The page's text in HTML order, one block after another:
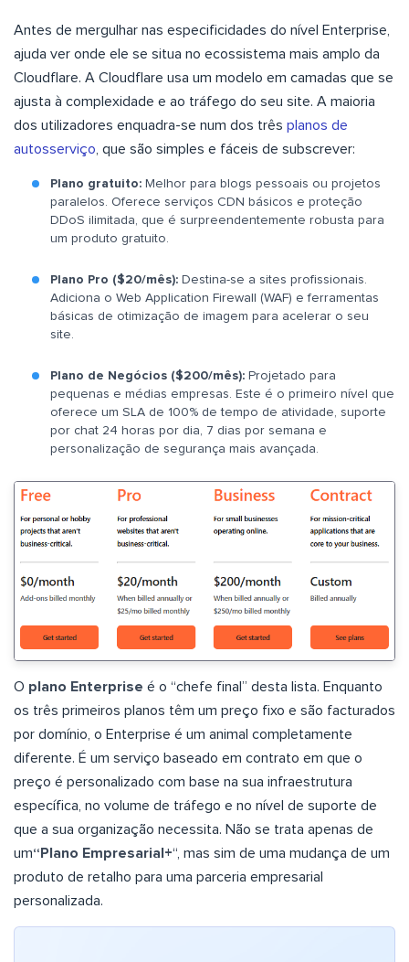
Antes de mergulhar nas especificidades do nível Enterprise,
ajuda ver onde ele se situa no ecossistema mais amplo da
Cloudflare. A Cloudflare usa um modelo em camadas que se
ajusta à complexidade e ao tráfego do seu site. A maioria
dos utilizadores enquadra-se num dos três planos de
autosserviço, que são simples e fáceis de subscrever:
Plano gratuito: Melhor para blogs pessoais ou projetos
paralelos. Oferece serviços CDN básicos e proteção
DDoS ilimitada, que é surpreendentemente robusta para
um produto gratuito.
Plano Pro ($20/mês): Destina-se a sites profissionais.
Adiciona o Web Application Firewall (WAF) e ferramentas
básicas de otimização de imagem para acelerar o seu
site.
Plano de Negócios ($200/mês): Projetado para
pequenas e médias empresas. Este é o primeiro nível que
oferece um SLA de 100% de tempo de atividade, suporte
por chat 24 horas por dia, 7 dias por semana e
personalização de segurança mais avançada.
O plano Enterprise é o “chefe final” desta lista. Enquanto
os três primeiros planos têm um preço fixo e são facturados
por domínio, o Enterprise é um animal completamente
diferente. É um serviço baseado em contrato em que o
preço é personalizado com base na sua infraestrutura
específica, no volume de tráfego e no nível de suporte de
que a sua organização necessita. Não se trata apenas de
um“Plano Empresarial+“, mas sim de uma mudança de um
produto de retalho para uma parceria empresarial
personalizada.